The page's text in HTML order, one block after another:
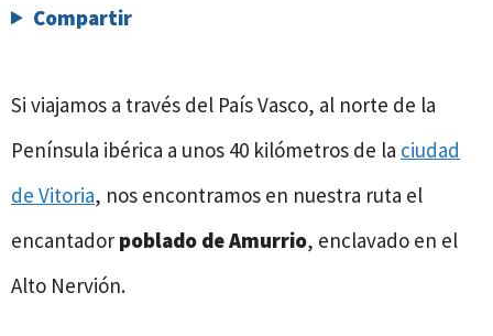
Compartir
Si viajamos a través del País Vasco, al norte de la
Península ibérica a unos 40 kilómetros de la ciudad
de Vitoria, nos encontramos en nuestra ruta el
encantador poblado de Amurrio, enclavado en el
Alto Nervión.